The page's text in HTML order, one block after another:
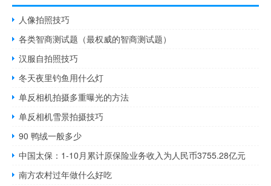
人像拍照技巧
各类智商测试题（最权威的智商测试题）
汉服自拍照技巧
冬天夜里钓鱼用什么灯
单反相机拍摄多重曝光的方法
单反相机雪景拍摄技巧
90 鸭绒一般多少
中国太保：1-10月累计原保险业务收入为人民币3755.28亿元
南方农村过年做什么好吃